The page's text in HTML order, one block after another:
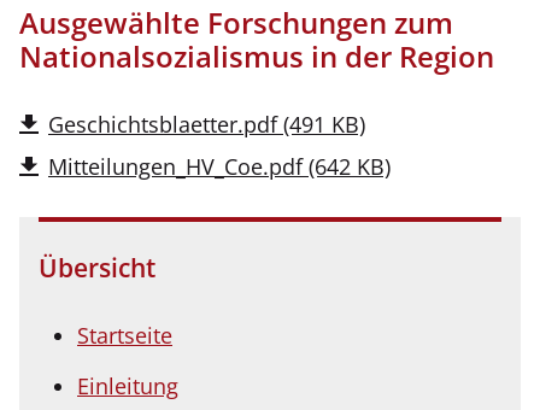
Ausgewählte Forschungen zum
Nationalsozialismus in der Region
Geschichtsblaetter.pdf (491 KB)
Mitteilungen_HV_Coe.pdf (642 KB)
Übersicht
Startseite
Einleitung